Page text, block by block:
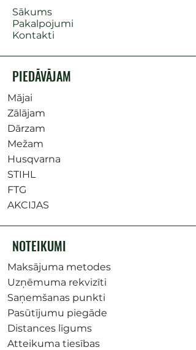
Sākums
Pakalpojumi
Kontakti
PIEDĀVĀJAM
Mājai
Zālājam
Dārzam
Mežam
Husqvarna
STIHL
FTG
AKCIJAS
NOTEIKUMI
Maksājuma metodes
Uzņēmuma rekvizīti
Saņemšanas punkti
Pasūtījumu piegāde
Distances līgums
Atteikuma tiesības